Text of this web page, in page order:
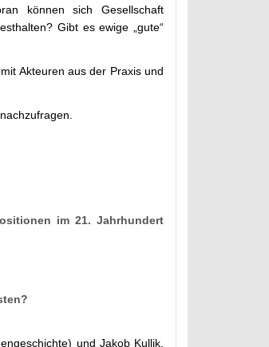
können sich Gesellschaft
Gibt es ewige „gute“
Akteuren aus der Praxis und
im 21. Jahrhundert
und Jakob Kullik,